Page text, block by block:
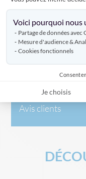
Voici pourquoi nous
Partage de données avec
Mesure d'audience &
Cookies fonctionnels
Je choisis
Caractéristiques
Avis clients